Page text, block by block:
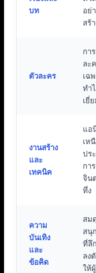
บท
อย่
สร้
ตัวละคร
กา
ละ
เฉ
ทำ
เยี่
งานสร้าง
และ
เทคนิค
แอ
เห
ปร
กา
จิน
ทึ่ง
ความ
บันเทิง
และ
ข้อคิด
สม
สนุ
ที่ลึ
ลง
ให้